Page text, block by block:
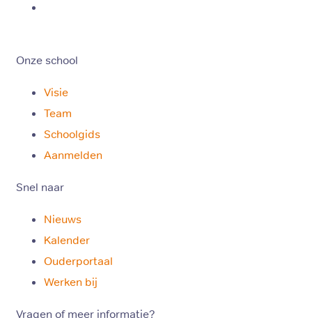
Onze school
Visie
Team
Schoolgids
Aanmelden
Snel naar
Nieuws
Kalender
Ouderportaal
Werken bij
Vragen of meer informatie?